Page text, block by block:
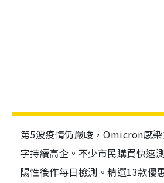
第5波疫情仍嚴峻，Omicron感
字持續高企。不少市民購買快速
陽性後作每日檢測。精選13款優